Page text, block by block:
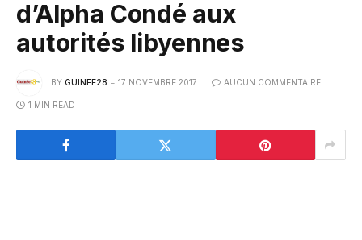
d’Alpha Condé aux
autorités libyennes
BY GUINEE28 17 NOVEMBRE 2017 AUCUN COMMENTAIRE
1 MIN READ